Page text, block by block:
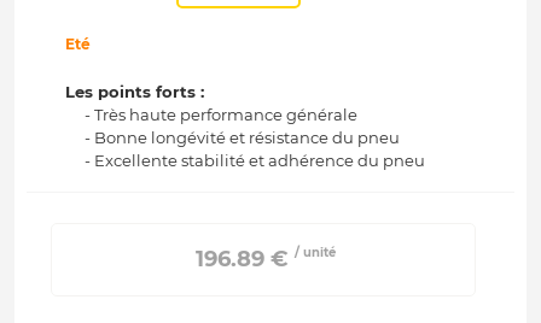
Eté
Les points forts :
- Très haute performance générale
- Bonne longévité et résistance du pneu
- Excellente stabilité et adhérence du pneu
196.89 € / unité